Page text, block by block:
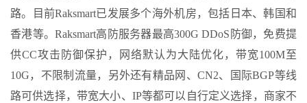
路。目前Raksmart已发展多个海外机房，包括日本、韩国和
香港等。Raksmart高防服务器最高300G DDoS防御，免费提
供CC攻击防御保护，网络默认为大陆优化，带宽100M至
10G，不限制流量，另外还有精品网、CN2、国际BGP等线
路可供选择，带宽大小、IP等都可以自行定义选择，商家不